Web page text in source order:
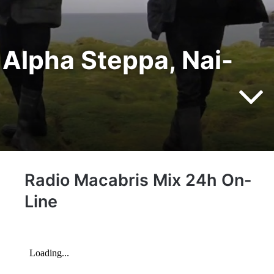
Steppa, Nai-
Radio Macabris Mix 24h On-
Line